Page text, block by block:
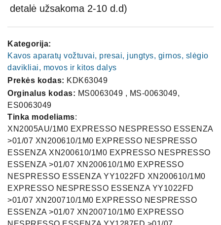
detalė užsakoma 2-10 d.d)
Kategorija:
Kavos aparatų vožtuvai, presai, jungtys, girnos, slėgio
davikliai, movos ir kitos dalys
Prekės kodas: KDK63049
Orginalus kodas: MS0063049 , MS-0063049,
ES0063049
Tinka modeliams:
XN2005AU/1M0 EXPRESSO NESPRESSO ESSENZA
>01/07 XN200610/1M0 EXPRESSO NESPRESSO
ESSENZA XN200610/1M0 EXPRESSO NESPRESSO
ESSENZA >01/07 XN200610/1M0 EXPRESSO
NESPRESSO ESSENZA YY1022FD XN200610/1M0
EXPRESSO NESPRESSO ESSENZA YY1022FD
>01/07 XN200710/1M0 EXPRESSO NESPRESSO
ESSENZA >01/07 XN200710/1M0 EXPRESSO